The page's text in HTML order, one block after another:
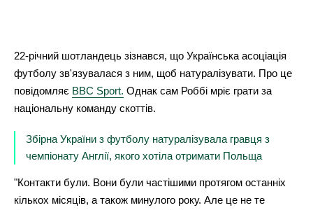
22-річний шотландець зізнався, що Українська асоціація
футболу зв'язувалася з ним, щоб натуралізувати. Про це
повідомляє BBC Sport. Однак сам Роббі мріє грати за
національну команду скоттів.
Збірна України з футболу натуралізувала гравця з
чемпіонату Англії, якого хотіла отримати Польща
"Контакти були. Вони були частішими протягом останніх
кількох місяців, а також минулого року. Але це не те